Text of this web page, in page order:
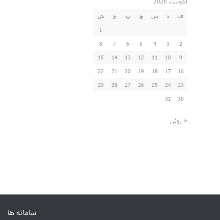
ی د س چ پ ج ش
1
2
3
4
5
6
7
8
9
10
11
12
13
14
15
16
17
18
19
20
21
22
23
24
25
26
27
28
29
30
31
« ژوئن
سامانه ها